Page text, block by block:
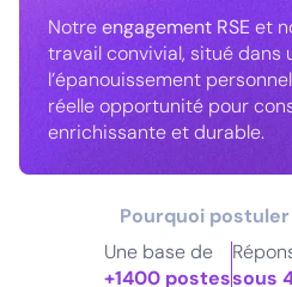
Notreengagement RSEet
travail convivial, situé dans
l’épanouissement
réelle opportunité pour
enrichissante et durable.
Pourquoi
Une base de
+1400 postessous